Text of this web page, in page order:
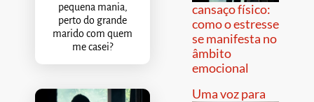
pequena mania,
perto do grande
marido com quem
me casei?
cansaço físico:
como o estresse
se manifesta no
âmbito
emocional
Uma voz para